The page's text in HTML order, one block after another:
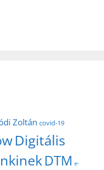
Zoltán covid-19
Digitális
DTM e-